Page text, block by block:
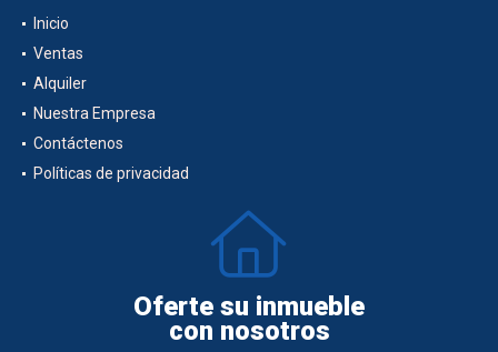
Inicio
Ventas
Alquiler
Nuestra Empresa
Contáctenos
Políticas de privacidad
Oferte su inmueble
con nosotros